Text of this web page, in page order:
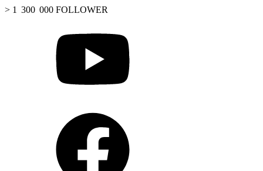
> 1 300 000 FOLLOWER